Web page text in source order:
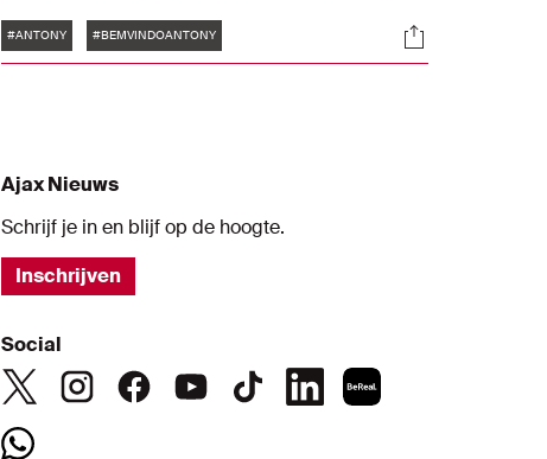
Tags
#ANTONY #BEMVINDOANTONY Socials
Ajax Nieuws
Schrijf je in en blijf op de hoogte.
Inschrijven
Social